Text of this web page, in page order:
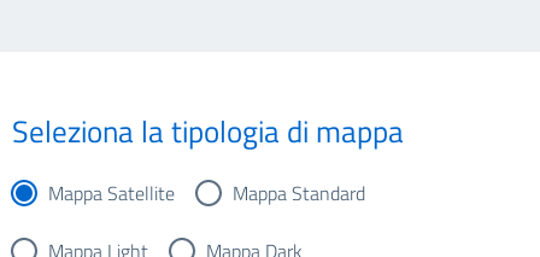
Seleziona la tipologia di mappa
Mappa Satellite
Mappa Standard
Mappa Light
Mappa Dark